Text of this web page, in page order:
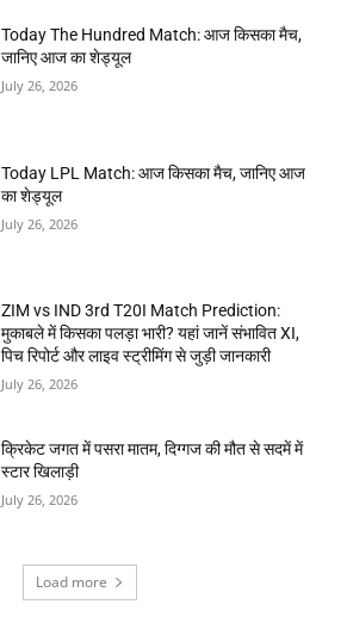
Today The Hundred Match: आज किसका मैच,
जानिए आज का शेड्यूल
July 26, 2026
Today LPL Match: आज किसका मैच, जानिए आज
का शेड्यूल
July 26, 2026
ZIM vs IND 3rd T20I Match Prediction:
मुकाबले में किसका पलड़ा भारी? यहां जानें संभावित XI,
पिच रिपोर्ट और लाइव स्ट्रीमिंग से जुड़ी जानकारी
July 26, 2026
क्रिकेट जगत में पसरा मातम, दिग्गज की मौत से सदमें में
स्टार खिलाड़ी
July 26, 2026
Load more